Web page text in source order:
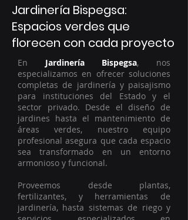
Jardinería Bispegsa:
Espacios verdes que
florecen con cada proyecto
En Jardinería Bispegsa, nos
especializamos en ofrecer soluciones
completas de jardinería y paisajismo
para instituciones del Estado y el
sector privado. Desde el diseño de
jardines hasta el mantenimiento de
áreas verdes, nuestro equipo
profesional asegura que cada espacio
sea transformado en un entorno
armonioso y funcional.
Proveemos desde plantas,
fertilizantes, y herramientas de
jardinería, hasta sistemas de riego y